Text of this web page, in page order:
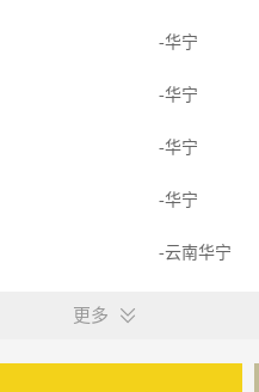
-华宁
-华宁
-华宁
-华宁
-云南华宁
更多